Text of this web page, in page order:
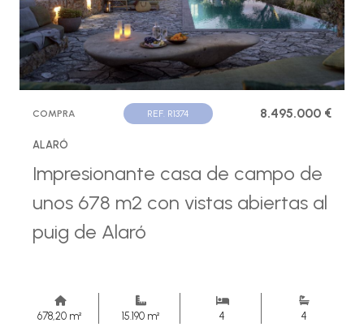
COMPRA REF. R1374 8.495.000 €
ALARÓ
Impresionante casa de campo de
unos 678 m2 con vistas abiertas al
puig de Alaró
678,20 m² 15.190 m² 4 4